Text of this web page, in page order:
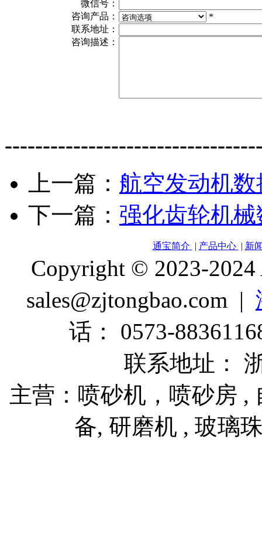
微信号：
咨询产品：
*
联系地址：
咨询描述：
上一篇： 航空发动机
下一篇： 强化齿轮机
通宝简介 | 产品中心 | 新
Copyright © 2023-
sales@zjtongbao.com |
话： 0573-
联系地址：
主营：喷砂机，喷砂房 ,
备, 研磨机 , 玻璃